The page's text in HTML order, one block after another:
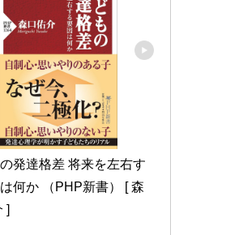
発達格差 将来を左右す
何か （PHP新書） [ 森
]